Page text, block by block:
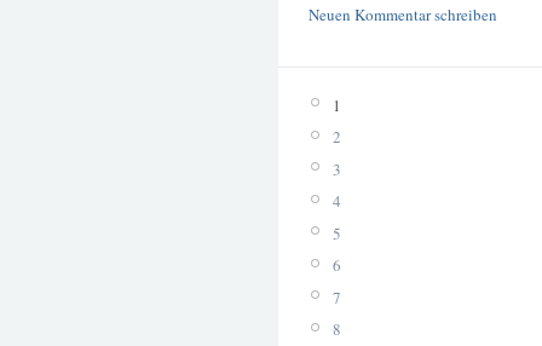
Neuen Kommentar schreiben
1
2
3
4
5
6
7
8